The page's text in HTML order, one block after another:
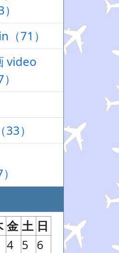
（71）
video
）
金 土 日
4 5 6